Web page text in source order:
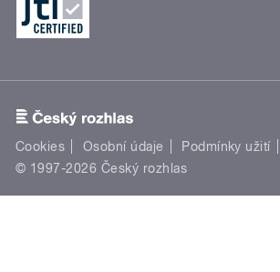
Cookies Osobní údaje Podmínky užití
© 1997-2026 Český rozhlas